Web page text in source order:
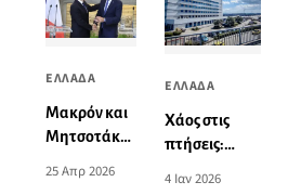
ΕΛΛΑΔΑ
Μακρόν και
Μητσοτάκης
μηνύματα σε
25 Απρ 2026
ΕΛΛΑΔΑ
Χάος στις
πτήσεις:
4 Ιαν 2026